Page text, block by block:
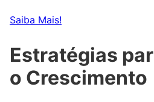
Saiba Mais!
Estratégias
o Crescimento